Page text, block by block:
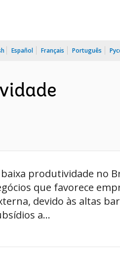
Español Français Português
produtividade no
que favorece
devido às altas
a...